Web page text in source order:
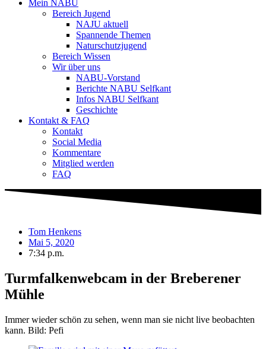
Mein NABU
Bereich Jugend
NAJU aktuell
Spannende Themen
Naturschutzjugend
Bereich Wissen
Wir über uns
NABU-Vorstand
Berichte NABU Selfkant
Infos NABU Selfkant
Geschichte
Kontakt & FAQ
Kontakt
Social Media
Kommentare
Mitglied werden
FAQ
Tom Henkens
Mai 5, 2020
7:34 p.m.
Turmfalkenwebcam in der Breberener
Mühle
Immer wieder schön zu sehen, wenn man sie nicht live beobachten
kann. Bild: Pefi